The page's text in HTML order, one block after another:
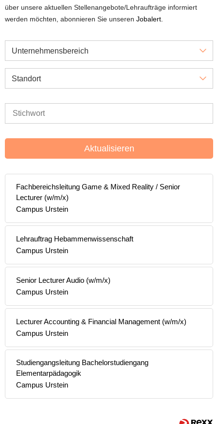
über unsere aktuellen Stellenangebote/Lehraufträge informiert
werden möchten, abonnieren Sie unseren Jobalert.
Unternehmensbereich
Standort
Aktualisieren
Fachbereichsleitung Game & Mixed Reality / Senior
Lecturer (w/m/x)
Campus Urstein
Lehrauftrag Hebammenwissenschaft
Campus Urstein
Senior Lecturer Audio (w/m/x)
Campus Urstein
Lecturer Accounting & Financial Management (w/m/x)
Campus Urstein
Studiengangsleitung Bachelorstudiengang
Elementarpädagogik
Campus Urstein